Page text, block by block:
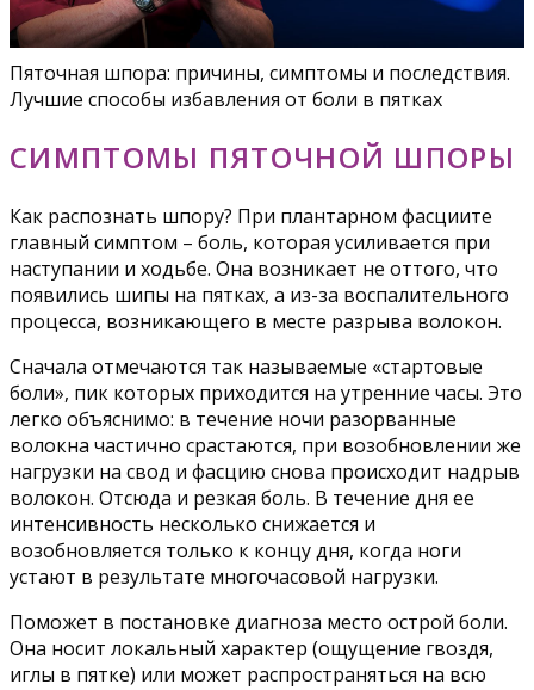
Пяточная шпора: причины, симптомы и последствия.
Лучшие способы избавления от боли в пятках
СИМПТОМЫ ПЯТОЧНОЙ ШПОРЫ
Как распознать шпору? При плантарном фасциите
главный симптом – боль, которая усиливается при
наступании и ходьбе. Она возникает не оттого, что
появились шипы на пятках, а из-за воспалительного
процесса, возникающего в месте разрыва волокон.
Сначала отмечаются так называемые «стартовые
боли», пик которых приходится на утренние часы. Это
легко объяснимо: в течение ночи разорванные
волокна частично срастаются, при возобновлении же
нагрузки на свод и фасцию снова происходит надрыв
волокон. Отсюда и резкая боль. В течение дня ее
интенсивность несколько снижается и
возобновляется только к концу дня, когда ноги
устают в результате многочасовой нагрузки.
Поможет в постановке диагноза место острой боли.
Она носит локальный характер (ощущение гвоздя,
иглы в пятке) или может распространяться на всю